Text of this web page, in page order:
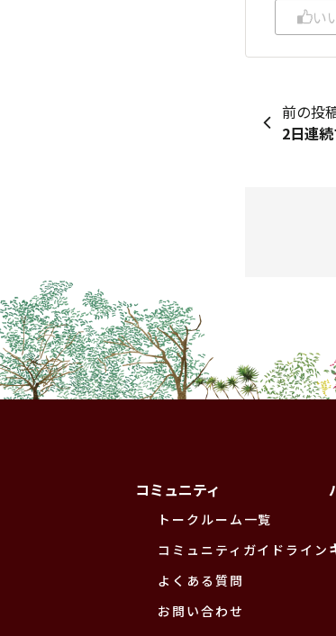
い
前の投
2日連
コミュニティ
トークルーム一覧
コミュニティガイドライン
よくある質問
お問い合わせ